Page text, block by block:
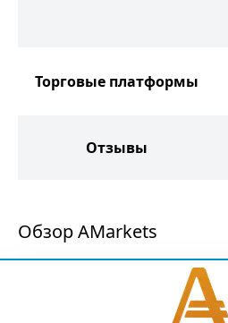
Торговые платформы
Отзывы
Обзор AMarkets